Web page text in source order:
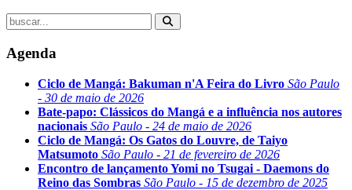
Agenda
Ciclo de Mangá: Bakuman n'A Feira do Livro São Paulo
- 30 de maio de 2026
Bate-papo: Clássicos do Mangá e a influência nos autores
nacionais São Paulo - 24 de maio de 2026
Ciclo de Mangá: Os Gatos do Louvre, de Taiyo
Matsumoto São Paulo - 21 de fevereiro de 2026
Encontro de lançamento Yomi no Tsugai - Daemons do
Reino das Sombras São Paulo - 15 de dezembro de 2025